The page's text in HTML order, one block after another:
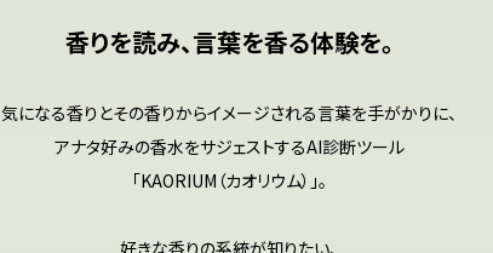
香りを読み、言葉を香る体験を。
気になる香りとその香りからイメージされる言葉を手がかりに、
アナタ好みの香水をサジェストするAI診断ツール
「KAORIUM（カオリウム）」。